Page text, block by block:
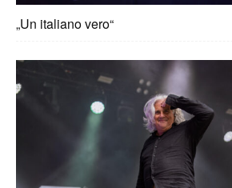
„Un italiano vero“